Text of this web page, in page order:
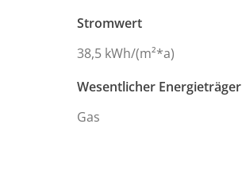
Stromwert
38,5 kWh/(m²*a)
Wesentlicher Energieträger
Gas